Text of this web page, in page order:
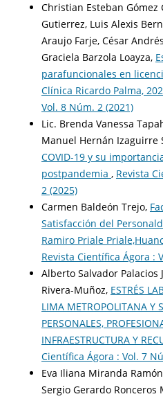
Christian Esteban Gómez
Gutierrez, Luis Alexis
Araujo Farje, César
Graciela Barzola Loayza,
parafuncionales en
Clínica Ricardo Palma,
Vol. 8 Núm. 2 (2021)
Lic. Brenda Vanessa
Manuel Hernán Izaguirre
COVID-19 y su
postpandemia , Revista
2 (2025)
Carmen Baldeón Trejo,
Satisfacción del
Ramiro Priale
Revista Científica Ágora :
Alberto Salvador Palacios
Rivera-Muñoz, ESTRÉS
LIMA METROPOLITANA Y
PERSONALES,
INFRAESTRUCTURA Y
Científica Ágora : Vol. 7
Eva Iliana Miranda
Sergio Gerardo Ronceros